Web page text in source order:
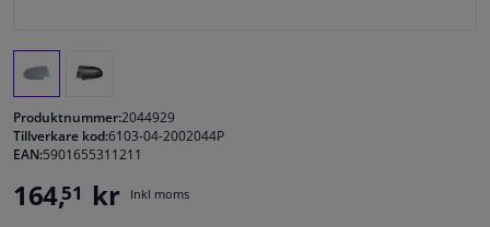
Fönster & Tillbehör
Bilvård & Tillbehör
Produktnummer:2044929
Tillverkare kod:6103-04-2002044P
EAN:5901655311211
164,51 kr Inkl moms